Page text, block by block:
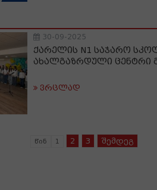
30-09-2025
ქარელის N1 საჯარო
ახალგაზრდული ცენტრი
ვრცლად
წინ 1 2 3 შემდეგ